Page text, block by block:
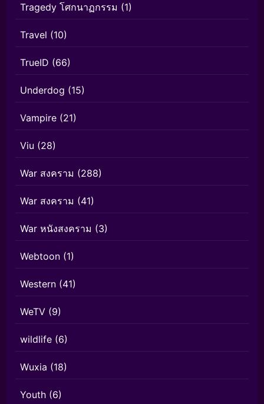
Tragedy โศกนาฏกรรม (1)
Travel (10)
TrueID (66)
Underdog (15)
Vampire (21)
Viu (28)
War สงคราม (288)
War สงคราม (41)
War หนังสงคราม (3)
Webtoon (1)
Western (41)
WeTV (9)
wildlife (6)
Wuxia (18)
Youth (6)